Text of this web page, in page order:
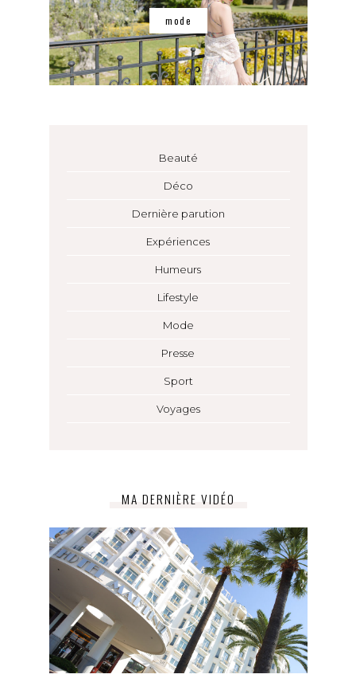
mode
Beauté
Déco
Dernière parution
Expériences
Humeurs
Lifestyle
Mode
Presse
Sport
Voyages
MA DERNIÈRE VIDÉO